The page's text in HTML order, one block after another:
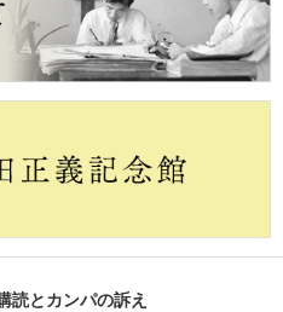
読とカンパの訴え